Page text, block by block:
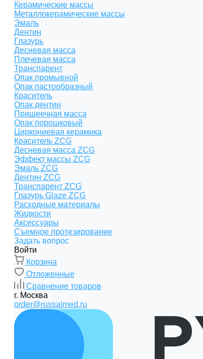
Керамические массы
Металлокерамические массы
Эмаль
Дентин
Глазурь
Десневая масса
Плечевая масса
Транспарент
Опак промывной
Опак пастообразный
Краситель
Опак дентин
Пришеечная масса
Опак порошковый
Циркониевая керамика
Краситель ZCG
Десневая масса ZCG
Эффект массы ZCG
Эмаль ZCG
Дентин ZCG
Транспарент ZCG
Глазурь Glaze ZCG
Расходные материалы
Жидкости
Аксессуары
Съемное протезирование
Задать вопрос
Войти
Корзина
Отложенные
Сравнение товаров
г. Москва
order@russalmed.ru